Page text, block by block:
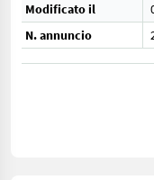
Modificato il
N. annuncio